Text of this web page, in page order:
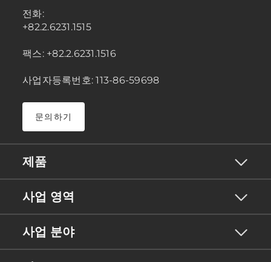
전화:
+82.2.6231.1515
팩스: +82.2.6231.1516
사업자등록번호: 113-86-59698
문의하기
제품
사업 영역
사업 분야